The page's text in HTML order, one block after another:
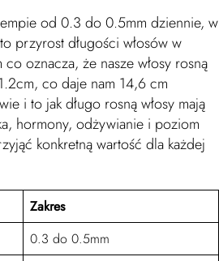
od 0.3 do 0.5mm dziennie, w
przyrost długości włosów w
oznacza, że nasze włosy rosną
co daje nam 14,6 cm
i to jak długo rosną włosy mają
hormony, odżywianie i poziom
konkretną wartość dla każdej
Zakres
0.3 do 0.5mm